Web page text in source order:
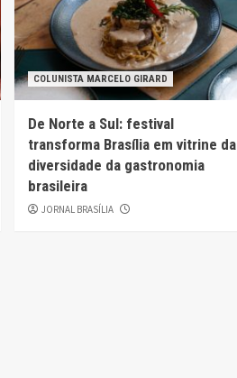
COLUNISTA MARCELO GIRARD
De Norte a Sul: festival
transforma Brasília em vitrine da
diversidade da gastronomia
brasileira
JORNAL BRASÍLIA